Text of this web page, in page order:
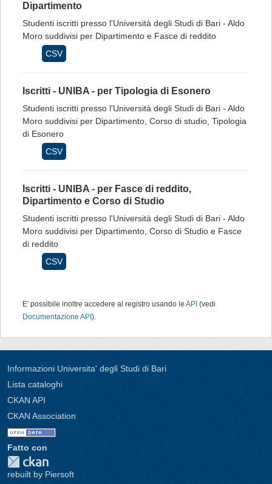
Dipartimento
Studenti iscritti presso l'Università degli Studi di Bari - Aldo
Moro suddivisi per Dipartimento e Fasce di reddito
CSV
Iscritti - UNIBA - per Tipologia di Esonero
Studenti iscritti presso l'Università degli Studi di Bari - Aldo
Moro suddivisi per Dipartimento, Corso di studio, Tipologia
di Esonero
CSV
Iscritti - UNIBA - per Fasce di reddito,
Dipartimento e Corso di Studio
Studenti iscritti presso l'Università degli Studi di Bari - Aldo
Moro suddivisi per Dipartimento, Corso di Studio e Fasce
di reddito
CSV
E' possibile inoltre accedere al registro usando le API (vedi
Documentazione API ).
Informazioni Universita' degli Studi di Bari
Lista cataloghi
CKAN API
CKAN Association
Fatto con
rebuilt by Piersoft